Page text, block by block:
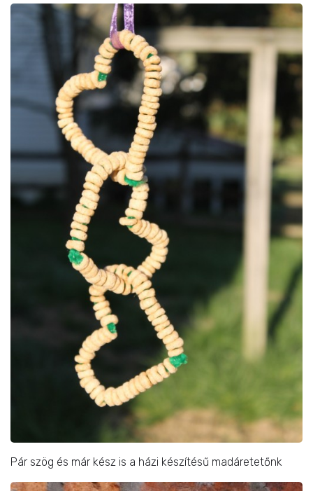
Pár szög és már kész is a házi készítésű madáretetőnk